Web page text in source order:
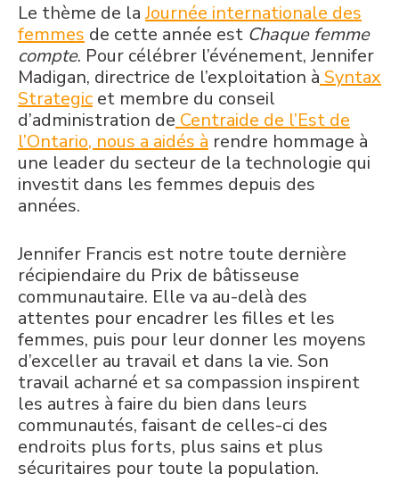
Le thème de laJournée internationale des
femmes de cette année est Chaque femme
compte. Pour célébrer l’événement,Jennifer
Madigan, directrice de l’exploitation à Syntax
Strategic et membre du conseil
d’administration de Centraide de l’Est de
l’Ontario, nous a aidés à rendre hommage à
une leader du secteur de la technologie qui
investit dans les femmes depuis des
années.
Jennifer Francis est notre toute dernière
récipiendaire du Prix de bâtisseuse
communautaire. Elle va au-delà des
attentes pour encadrer les filles et les
femmes, puis pour leur donner les moyens
d’exceller au travail et dans la vie. Son
travail acharné et sa compassion inspirent
les autres à faire du bien dans leurs
communautés, faisant de celles-ci des
endroits plus forts, plus sains et plus
sécuritaires pour toute la population.